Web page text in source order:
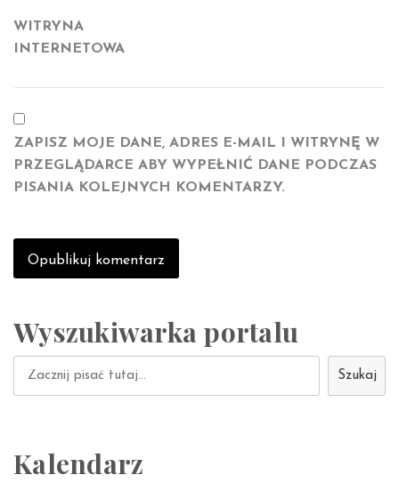
WITRYNA
INTERNETOWA
ZAPISZ MOJE DANE, ADRES E-MAIL I WITRYNĘ W
PRZEGLĄDARCE ABY WYPEŁNIĆ DANE PODCZAS
PISANIA KOLEJNYCH KOMENTARZY.
Wyszukiwarka portalu
Szukaj
Kalendarz